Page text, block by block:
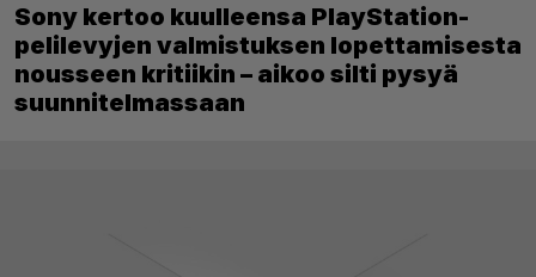
Sony kertoo kuulleensa PlayStation-
pelilevyjen valmistuksen lopettamisesta
nousseen kritiikin – aikoo silti pysyä
suunnitelmassaan